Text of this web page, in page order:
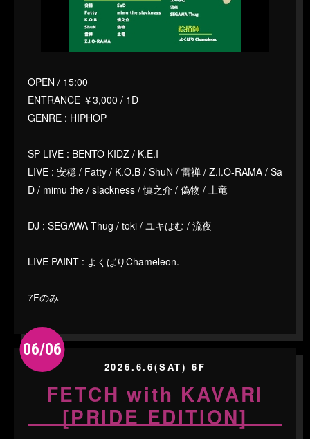
OPEN / 15:00
ENTRANCE ￥3,000 / 1D
GENRE : HIPHOP
SP LIVE : BENTO KIDZ / K.E.I
LIVE : 安穏 / Fatty / K.O.B / ShuN / 雷禅 / Z.I.O-RAMA / Sa
D / mimu the / slackness / 慎之介 / 偽物 / 土竜
DJ : SEGAWA-Thug / toki / ユキはむ / 流夜
LIVE PAINT : よくばりChameleon.
7Fのみ
06/06
2026.6.6(SAT) 6F
FETCH with KAVARI
[PRIDE EDITION]